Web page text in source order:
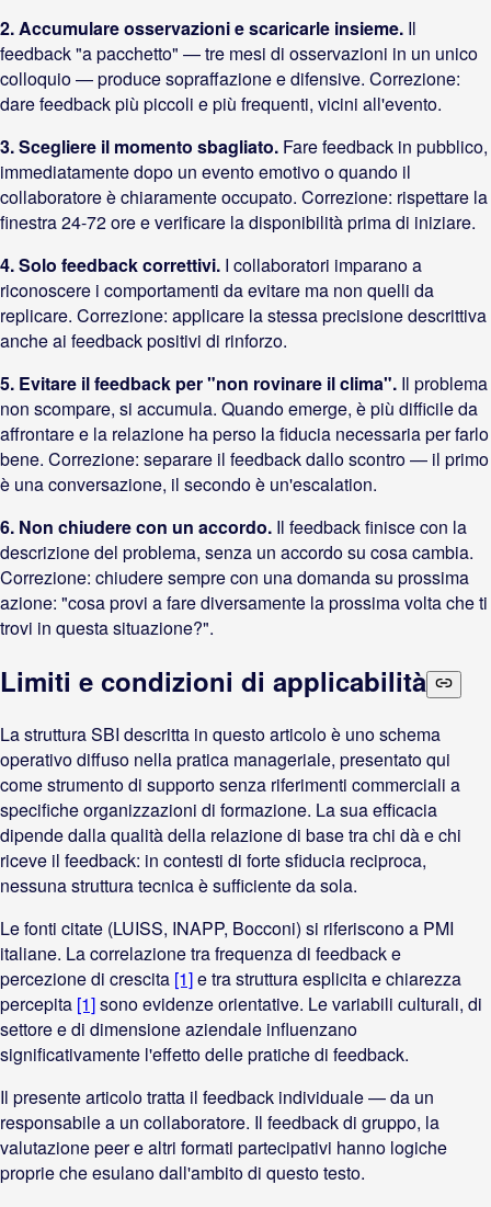
2. Accumulare osservazioni e scaricarle insieme. Il
feedback "a pacchetto" — tre mesi di osservazioni in un unico
colloquio — produce sopraffazione e difensive. Correzione:
dare feedback più piccoli e più frequenti, vicini all'evento.
3. Scegliere il momento sbagliato. Fare feedback in pubblico,
immediatamente dopo un evento emotivo o quando il
collaboratore è chiaramente occupato. Correzione: rispettare la
finestra 24-72 ore e verificare la disponibilità prima di iniziare.
4. Solo feedback correttivi. I collaboratori imparano a
riconoscere i comportamenti da evitare ma non quelli da
replicare. Correzione: applicare la stessa precisione descrittiva
anche ai feedback positivi di rinforzo.
5. Evitare il feedback per "non rovinare il clima". Il problema
non scompare, si accumula. Quando emerge, è più difficile da
affrontare e la relazione ha perso la fiducia necessaria per farlo
bene. Correzione: separare il feedback dallo scontro — il primo
è una conversazione, il secondo è un'escalation.
6. Non chiudere con un accordo. Il feedback finisce con la
descrizione del problema, senza un accordo su cosa cambia.
Correzione: chiudere sempre con una domanda su prossima
azione: "cosa provi a fare diversamente la prossima volta che ti
trovi in questa situazione?".
Limiti e condizioni di applicabilità
La struttura SBI descritta in questo articolo è uno schema
operativo diffuso nella pratica manageriale, presentato qui
come strumento di supporto senza riferimenti commerciali a
specifiche organizzazioni di formazione. La sua efficacia
dipende dalla qualità della relazione di base tra chi dà e chi
riceve il feedback: in contesti di forte sfiducia reciproca,
nessuna struttura tecnica è sufficiente da sola.
Le fonti citate (LUISS, INAPP, Bocconi) si riferiscono a PMI
italiane. La correlazione tra frequenza di feedback e
percezione di crescita [1]e tra struttura esplicita e chiarezza
percepita [1]sono evidenze orientative. Le variabili culturali, di
settore e di dimensione aziendale influenzano
significativamente l'effetto delle pratiche di feedback.
Il presente articolo tratta il feedback individuale — da un
responsabile a un collaboratore. Il feedback di gruppo, la
valutazione peer e altri formati partecipativi hanno logiche
proprie che esulano dall'ambito di questo testo.